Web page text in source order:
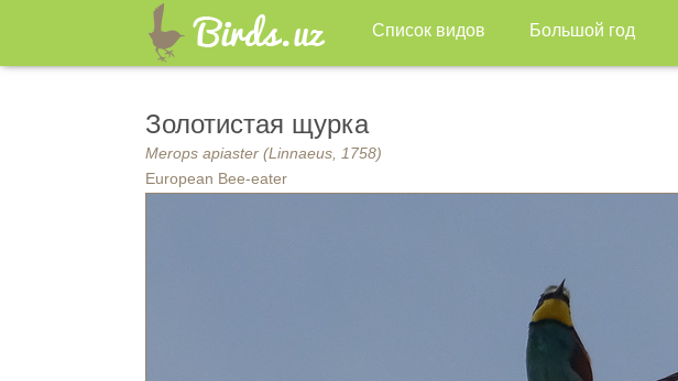
Список видов Большой год
Золотистая щурка
Merops apiaster (Linnaeus, 1758)
European Bee-eater